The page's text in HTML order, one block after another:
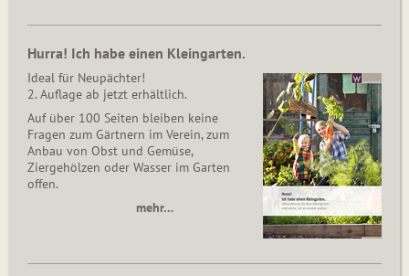
Hurra! Ich habe einen Kleingarten.
Ideal für Neupächter!
2. Auflage ab jetzt erhältlich.
Auf über 100 Seiten bleiben keine
Fragen zum Gärtnern im Verein, zum
Anbau von Obst und Gemüse,
Ziergehölzen oder Wasser im Garten
offen.
mehr…